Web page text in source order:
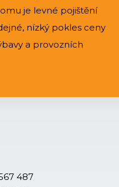
je levné pojištění
nízký pokles ceny
a provozních
487